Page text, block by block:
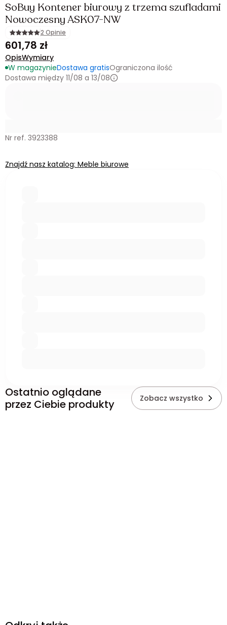
SoBuy Kontener biurowy z trzema szufladami
Nowoczesny ASK07-NW
2 Opinie
601,78 zł
OpisWymiary
W magazynieDostawa gratisOgraniczona ilość
Dostawa między 11/08 a 13/08
Nr ref. 3923388
Znajdź nasz katalog: Meble biurowe
Ostatnio oglądane
przez Ciebie produkty
Zobacz wszystko